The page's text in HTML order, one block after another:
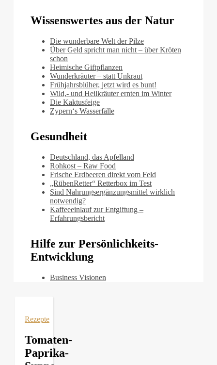
Wissenswertes aus der Natur
Die wunderbare Welt der Pilze
Über Geld spricht man nicht – über Kröten
schon
Heimische Giftpflanzen
Wunderkräuter – statt Unkraut
Frühjahrsblüher, jetzt wird es bunt!
Wild,- und Heilkräuter ernten im Winter
Die Kaktusfeige
Zypern‘s Wasserfälle
Gesundheit
Deutschland, das Apfelland
Rohkost – Raw Food
Frische Erdbeeren direkt vom Feld
„RübenRetter“ Retterbox im Test
Sind Nahrungsergänzungsmittel wirklich
notwendig?
Kaffeeeinlauf zur Entgiftung –
Erfahrungsbericht
Hilfe zur Persönlichkeits-
Entwicklung
Business Visionen
Rezepte
Tomaten-
Paprika-